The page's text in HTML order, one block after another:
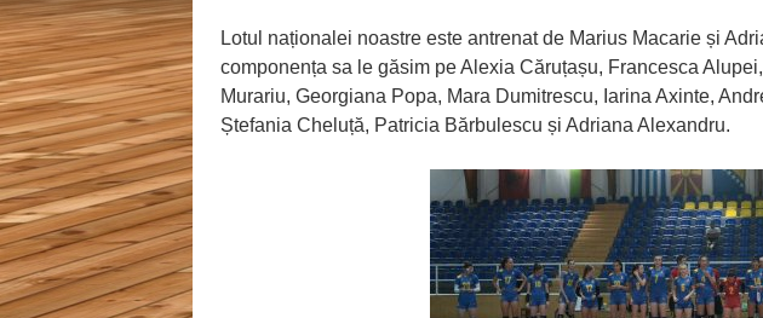
Lotul naționalei noastre este antrenat de Marius Macarie și
componența sa le găsim pe Alexia Căruțașu, Francesca
Murariu, Georgiana Popa, Mara Dumitrescu, Iarina Axinte,
Ștefania Cheluță, Patricia Bărbulescu și Adriana Alexandru.